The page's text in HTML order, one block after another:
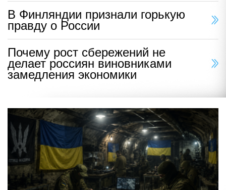
В Финляндии признали горькую
правду о России
Почему рост сбережений не
делает россиян виновниками
замедления экономики